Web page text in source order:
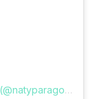
Un post condiviso da NATALIA PARAGONI (@natyparagoni)